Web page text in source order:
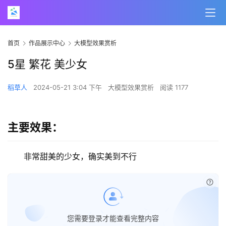
首页 作品展示中心 大模型效果赏析
5星 繁花 美少女
稻草人 2024-05-21 3:04 下午 大模型效果赏析 阅读 1177
主要效果：
非常甜美的少女，确实美到不行
您需要登录才能查看完整内容